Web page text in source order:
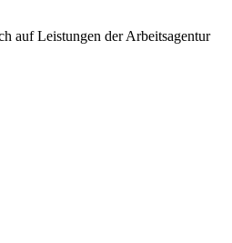
auf Leistungen der Arbeitsagentur